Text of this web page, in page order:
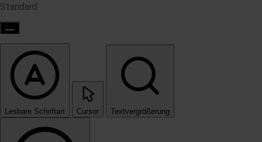
Standard
Lesbare Schriftart Cursor Textvergrößerung